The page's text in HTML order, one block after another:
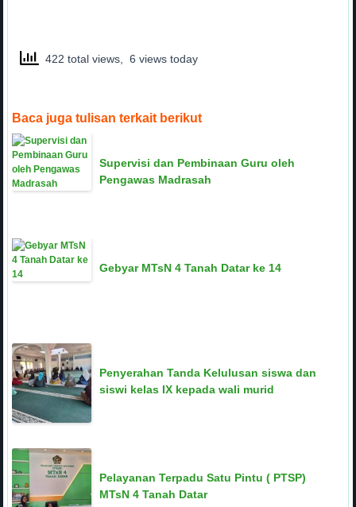
422 total views, 6 views today
Baca juga tulisan terkait berikut
Supervisi dan Pembinaan Guru oleh
Pengawas Madrasah
Gebyar MTsN 4 Tanah Datar ke 14
Penyerahan Tanda Kelulusan siswa dan
siswi kelas IX kepada wali murid
Pelayanan Terpadu Satu Pintu ( PTSP)
MTsN 4 Tanah Datar